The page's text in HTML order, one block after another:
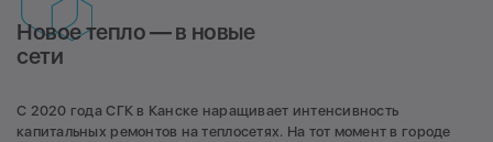
Новое тепло — в новые
сети
С 2020 года СГК в Канске наращивает интенсивность
капитальных ремонтов на теплосетях. На тот момент в городе